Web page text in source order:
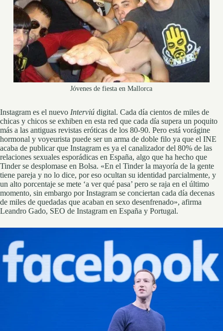
Jóvenes de fiesta en Mallorca
Instagram es el nuevo Interviú digital. Cada día cientos de miles de
chicas y chicos se exhiben en esta red que cada día supera un poquito
más a las antiguas revistas eróticas de los 80-90. Pero está vorágine
hormonal y voyeurista puede ser un arma de doble filo ya que el INE
acaba de publicar que Instagram es ya el canalizador del 80% de las
relaciones sexuales esporádicas en España, algo que ha hecho que
Tinder se desplomase en Bolsa. «En el Tinder la mayoría de la gente
tiene pareja y no lo dice, por eso ocultan su identidad parcialmente, y
un alto porcentaje se mete ‘a ver qué pasa’ pero se raja en el último
momento, sin embargo por Instagram se conciertan cada día decenas
de miles de quedadas que acaban en sexo desenfrenado», afirma
Leandro Gado, SEO de Instagram en España y Portugal.